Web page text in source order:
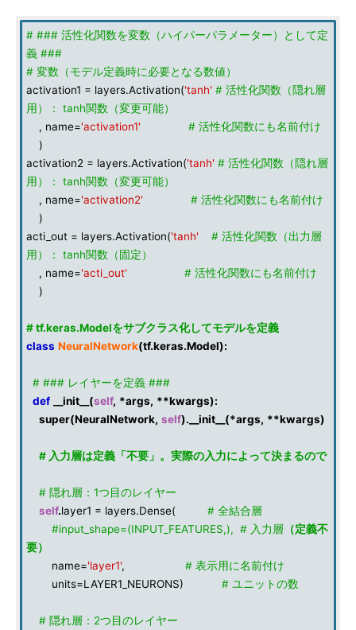
# ### 活性化関数を変数（ハイパーパラメーター）として定
義 ###
# 変数（モデル定義時に必要となる数値）
activation1 = layers.Activation('tanh' # 活性化関数（隠れ層
用）： tanh関数（変更可能）
, name='activation1'
# 活性化関数にも名前付け
)
activation2 = layers.Activation('tanh' # 活性化関数（隠れ層
用）： tanh関数（変更可能）
, name='activation2'
# 活性化関数にも名前付け
)
acti_out = layers.Activation('tanh'
# 活性化関数（出力層
用）： tanh関数（固定）
, name='acti_out'
# 活性化関数にも名前付け
)
# tf.keras.Modelをサブクラス化してモデルを定義
class NeuralNetwork(tf.keras.Model):
# ### レイヤーを定義 ###
def
__init__ (self, *args, **kwargs):
super(NeuralNetwork, self). __init__ (*args, **kwargs)
# 入力層は定義「不要」。実際の入力によって決まるので
# 隠れ層：1つ目のレイヤー
self.layer1 = layers.Dense( # 全結合層
#input_shape=(INPUT_FEATURES,), # 入力層 （定義不
要）
name='layer1', # 表示用に名前付け
units=LAYER1_NEURONS) # ユニットの数
# 隠れ層：2つ目のレイヤー